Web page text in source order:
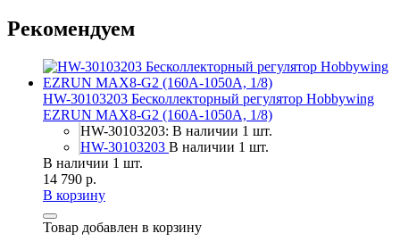
Рекомендуем
HW-30103203 Бесколлекторный регулятор Hobbywing
EZRUN MAX8-G2 (160A-1050A, 1/8)
HW-30103203: В наличии 1 шт.
HW-30103203 В наличии 1 шт.
В наличии 1 шт.
14 790 р.
В корзину
Товар добавлен в корзину